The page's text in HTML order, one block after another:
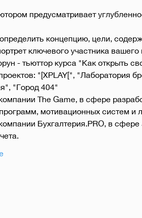
предусматривает
концепцию, цели,
ключевого участника
- тьюттор курса "Как открыть
"[XPLAY[", "Лаборатория
"Город 404"
The Game, в сфере
мотивационных систем и
Бухгалтерия.PRO, в